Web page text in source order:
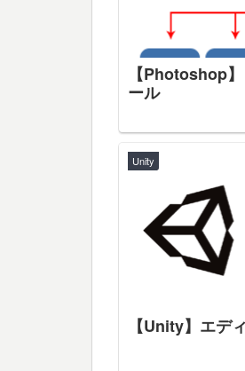
【Photoshop
ール
Unity
【Unity】エデ